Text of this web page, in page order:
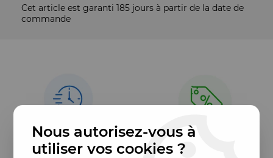
Cet article est garanti 185 jours à partir de la date de
commande
Nous autorisez-vous à
utiliser vos cookies ?